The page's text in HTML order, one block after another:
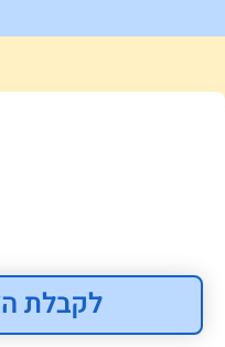
לקבלת